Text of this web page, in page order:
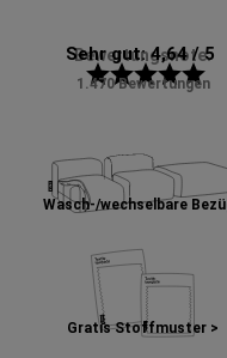
Bewertungsnote:
Sehr gut: 4,64 / 5
starstarstarstarstar
1.470 Bewertungen
Wasch-/wechselbare
Gratis Stoffmuster >